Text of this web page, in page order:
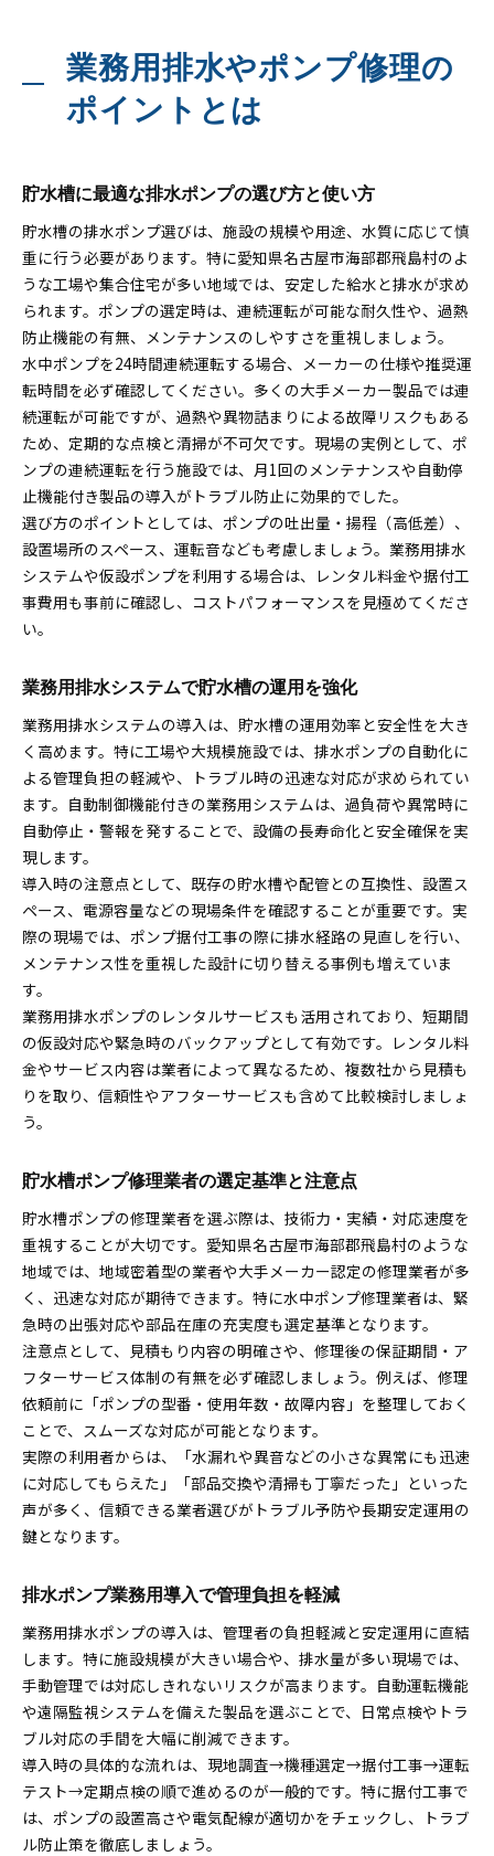
業務用排水やポンプ修理の
ポイントとは
貯水槽に最適な排水ポンプの選び方と使い方
貯水槽の排水ポンプ選びは、施設の規模や用途、水質に応じて慎
重に行う必要があります。特に愛知県名古屋市海部郡飛島村のよ
うな工場や集合住宅が多い地域では、安定した給水と排水が求め
られます。ポンプの選定時は、連続運転が可能な耐久性や、過熱
防止機能の有無、メンテナンスのしやすさを重視しましょう。
水中ポンプを24時間連続運転する場合、メーカーの仕様や推奨運
転時間を必ず確認してください。多くの大手メーカー製品では連
続運転が可能ですが、過熱や異物詰まりによる故障リスクもある
ため、定期的な点検と清掃が不可欠です。現場の実例として、ポ
ンプの連続運転を行う施設では、月1回のメンテナンスや自動停
止機能付き製品の導入がトラブル防止に効果的でした。
選び方のポイントとしては、ポンプの吐出量・揚程（高低差）、
設置場所のスペース、運転音なども考慮しましょう。業務用排水
システムや仮設ポンプを利用する場合は、レンタル料金や据付工
事費用も事前に確認し、コストパフォーマンスを見極めてくださ
い。
業務用排水システムで貯水槽の運用を強化
業務用排水システムの導入は、貯水槽の運用効率と安全性を大き
く高めます。特に工場や大規模施設では、排水ポンプの自動化に
よる管理負担の軽減や、トラブル時の迅速な対応が求められてい
ます。自動制御機能付きの業務用システムは、過負荷や異常時に
自動停止・警報を発することで、設備の長寿命化と安全確保を実
現します。
導入時の注意点として、既存の貯水槽や配管との互換性、設置ス
ペース、電源容量などの現場条件を確認することが重要です。実
際の現場では、ポンプ据付工事の際に排水経路の見直しを行い、
メンテナンス性を重視した設計に切り替える事例も増えていま
す。
業務用排水ポンプのレンタルサービスも活用されており、短期間
の仮設対応や緊急時のバックアップとして有効です。レンタル料
金やサービス内容は業者によって異なるため、複数社から見積も
りを取り、信頼性やアフターサービスも含めて比較検討しましょ
う。
貯水槽ポンプ修理業者の選定基準と注意点
貯水槽ポンプの修理業者を選ぶ際は、技術力・実績・対応速度を
重視することが大切です。愛知県名古屋市海部郡飛島村のような
地域では、地域密着型の業者や大手メーカー認定の修理業者が多
く、迅速な対応が期待できます。特に水中ポンプ修理業者は、緊
急時の出張対応や部品在庫の充実度も選定基準となります。
注意点として、見積もり内容の明確さや、修理後の保証期間・ア
フターサービス体制の有無を必ず確認しましょう。例えば、修理
依頼前に「ポンプの型番・使用年数・故障内容」を整理しておく
ことで、スムーズな対応が可能となります。
実際の利用者からは、「水漏れや異音などの小さな異常にも迅速
に対応してもらえた」「部品交換や清掃も丁寧だった」といった
声が多く、信頼できる業者選びがトラブル予防や長期安定運用の
鍵となります。
排水ポンプ業務用導入で管理負担を軽減
業務用排水ポンプの導入は、管理者の負担軽減と安定運用に直結
します。特に施設規模が大きい場合や、排水量が多い現場では、
手動管理では対応しきれないリスクが高まります。自動運転機能
や遠隔監視システムを備えた製品を選ぶことで、日常点検やトラ
ブル対応の手間を大幅に削減できます。
導入時の具体的な流れは、現地調査→機種選定→据付工事→運転
テスト→定期点検の順で進めるのが一般的です。特に据付工事で
は、ポンプの設置高さや電気配線が適切かをチェックし、トラブ
ル防止策を徹底しましょう。